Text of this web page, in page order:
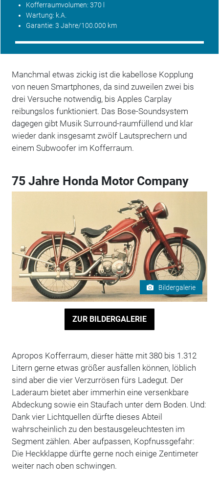
Kofferraumvolumen: 370 l
Wartung: k.A.
Garantie: 3 Jahre/100.000 km
Manchmal etwas zickig ist die kabellose Kopplung
von neuen Smartphones, da sind zuweilen zwei bis
drei Versuche notwendig, bis Apples Carplay
reibungslos funktioniert. Das Bose-Soundsystem
dagegen gibt Musik Surround-raumfüllend und klar
wieder dank insgesamt zwölf Lautsprechern und
einem Subwoofer im Kofferraum.
75 Jahre Honda Motor Company
Bildergalerie
ZUR BILDERGALERIE
Apropos Kofferraum, dieser hätte mit 380 bis 1.312
Litern gerne etwas größer ausfallen können, löblich
sind aber die vier Verzurrösen fürs Ladegut. Der
Laderaum bietet aber immerhin eine versenkbare
Abdeckung sowie ein Staufach unter dem Boden. Und:
Dank vier Lichtquellen dürfte dieses Abteil
wahrscheinlich zu den bestausgeleuchtesten im
Segment zählen. Aber aufpassen, Kopfnussgefahr:
Die Heckklappe dürfte gerne noch einige Zentimeter
weiter nach oben schwingen.